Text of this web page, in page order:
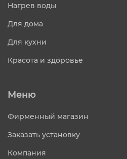
Нагрев воды
Для дома
Для кухни
Красота и здоровье
Меню
Фирменный магазин
Заказать установку
Компания